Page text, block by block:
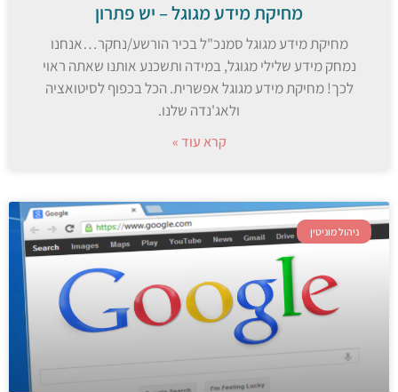
מחיקת מידע מגוגל – יש פתרון
מחיקת מידע מגוגל סמנכ"ל בכיר הורשע/נחקר…אנחנו
נמחק מידע שלילי מגוגל, במידה ותשכנע אותנו שאתה ראוי
לכך! מחיקת מידע מגוגל אפשרית. הכל בכפוף לסיטואציה
ולאג'נדה שלנו.
קרא עוד »
ניהול מוניטין